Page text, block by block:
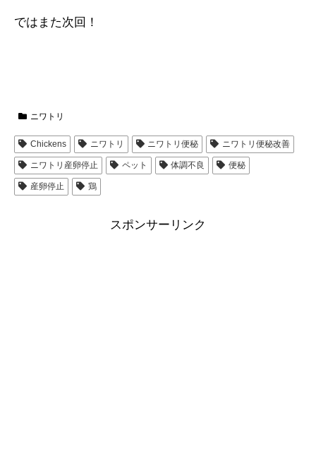
ではまた次回！
ニワトリ
Chickens ニワトリ ニワトリ便秘 ニワトリ便秘改善
ニワトリ産卵停止 ペット 体調不良 便秘
産卵停止 鶏
スポンサーリンク